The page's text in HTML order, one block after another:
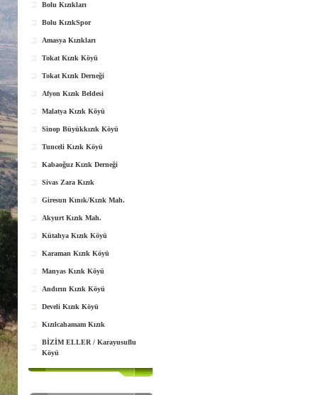
Bolu Kızıkları
Bolu KızıkSpor
Amasya Kızıkları
Tokat Kızık Köyü
Tokat Kızık Derneği
Afyon Kızık Beldesi
Malatya Kızık Köyü
Sinop Büyükkızık Köyü
Tunceli Kızık Köyü
Kabaoğuz Kızık Derneği
Sivas Zara Kızık
Giresun Kınık/Kızık Mah.
Akyurt Kızık Mah.
Kütahya Kızık Köyü
Karaman Kızık Köyü
Manyas Kızık Köyü
Andırın Kızık Köyü
Develi Kızık Köyü
Kızılcahamam Kızık
BİZİM ELLER / Karayusuflu
Köyü